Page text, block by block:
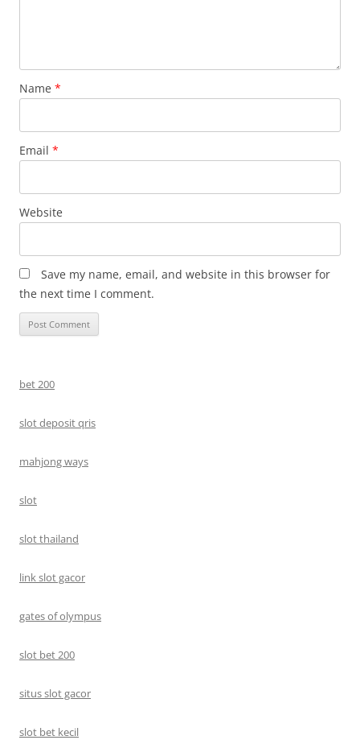
Name *
Email *
Website
Save my name, email, and website in this browser for
the next time I comment.
bet 200
slot deposit qris
mahjong ways
slot
slot thailand
link slot gacor
gates of olympus
slot bet 200
situs slot gacor
slot bet kecil